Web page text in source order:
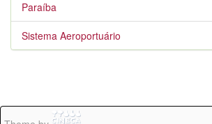
Paraíba
Sistema Aeroportuário